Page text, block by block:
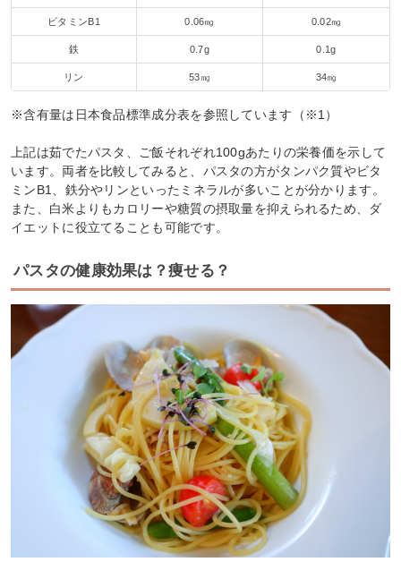
ビタミンB1 0.06㎎ 0.02㎎
鉄 0.7g 0.1g
リン 53㎎ 34㎎
※含有量は日本食品標準成分表を参照しています（※1）
上記は茹でたパスタ、ご飯それぞれ100gあたりの栄養価を示して
います。両者を比較してみると、パスタの方がタンパク質やビタ
ミンB1、鉄分やリンといったミネラルが多いことが分かります。
また、白米よりもカロリーや糖質の摂取量を抑えられるため、ダ
イエットに役立てることも可能です。
パスタの健康効果は？痩せる？